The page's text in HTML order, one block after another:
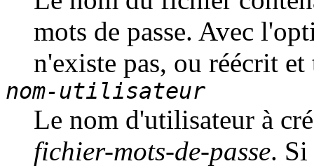
mots de passe. Avec
n'existe pas, ou réécrit
nom-utilisateur
Le nom d'utilisateur à
fichier-mots-de-passe. Si